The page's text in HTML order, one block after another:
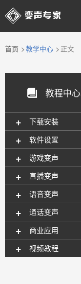

首页 教学中心 正文
 教程中心
下载安装
+
软件设置
+
游戏变声
+
直播变声
+
语音变声
+
通话变声
+
商业应用
+
视频教程
+